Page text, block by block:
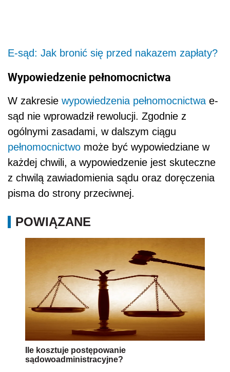
E-sąd: Jak bronić się przed nakazem zapłaty?
Wypowiedzenie pełnomocnictwa
W zakresie wypowiedzenia pełnomocnictwa e-
sąd nie wprowadził rewolucji. Zgodnie z
ogólnymi zasadami, w dalszym ciągu
pełnomocnictwo może być wypowiedziane w
każdej chwili, a wypowiedzenie jest skuteczne
z chwilą zawiadomienia sądu oraz doręczenia
pisma do strony przeciwnej.
POWIĄZANE
Ile kosztuje postępowanie
sądowoadministracyjne?